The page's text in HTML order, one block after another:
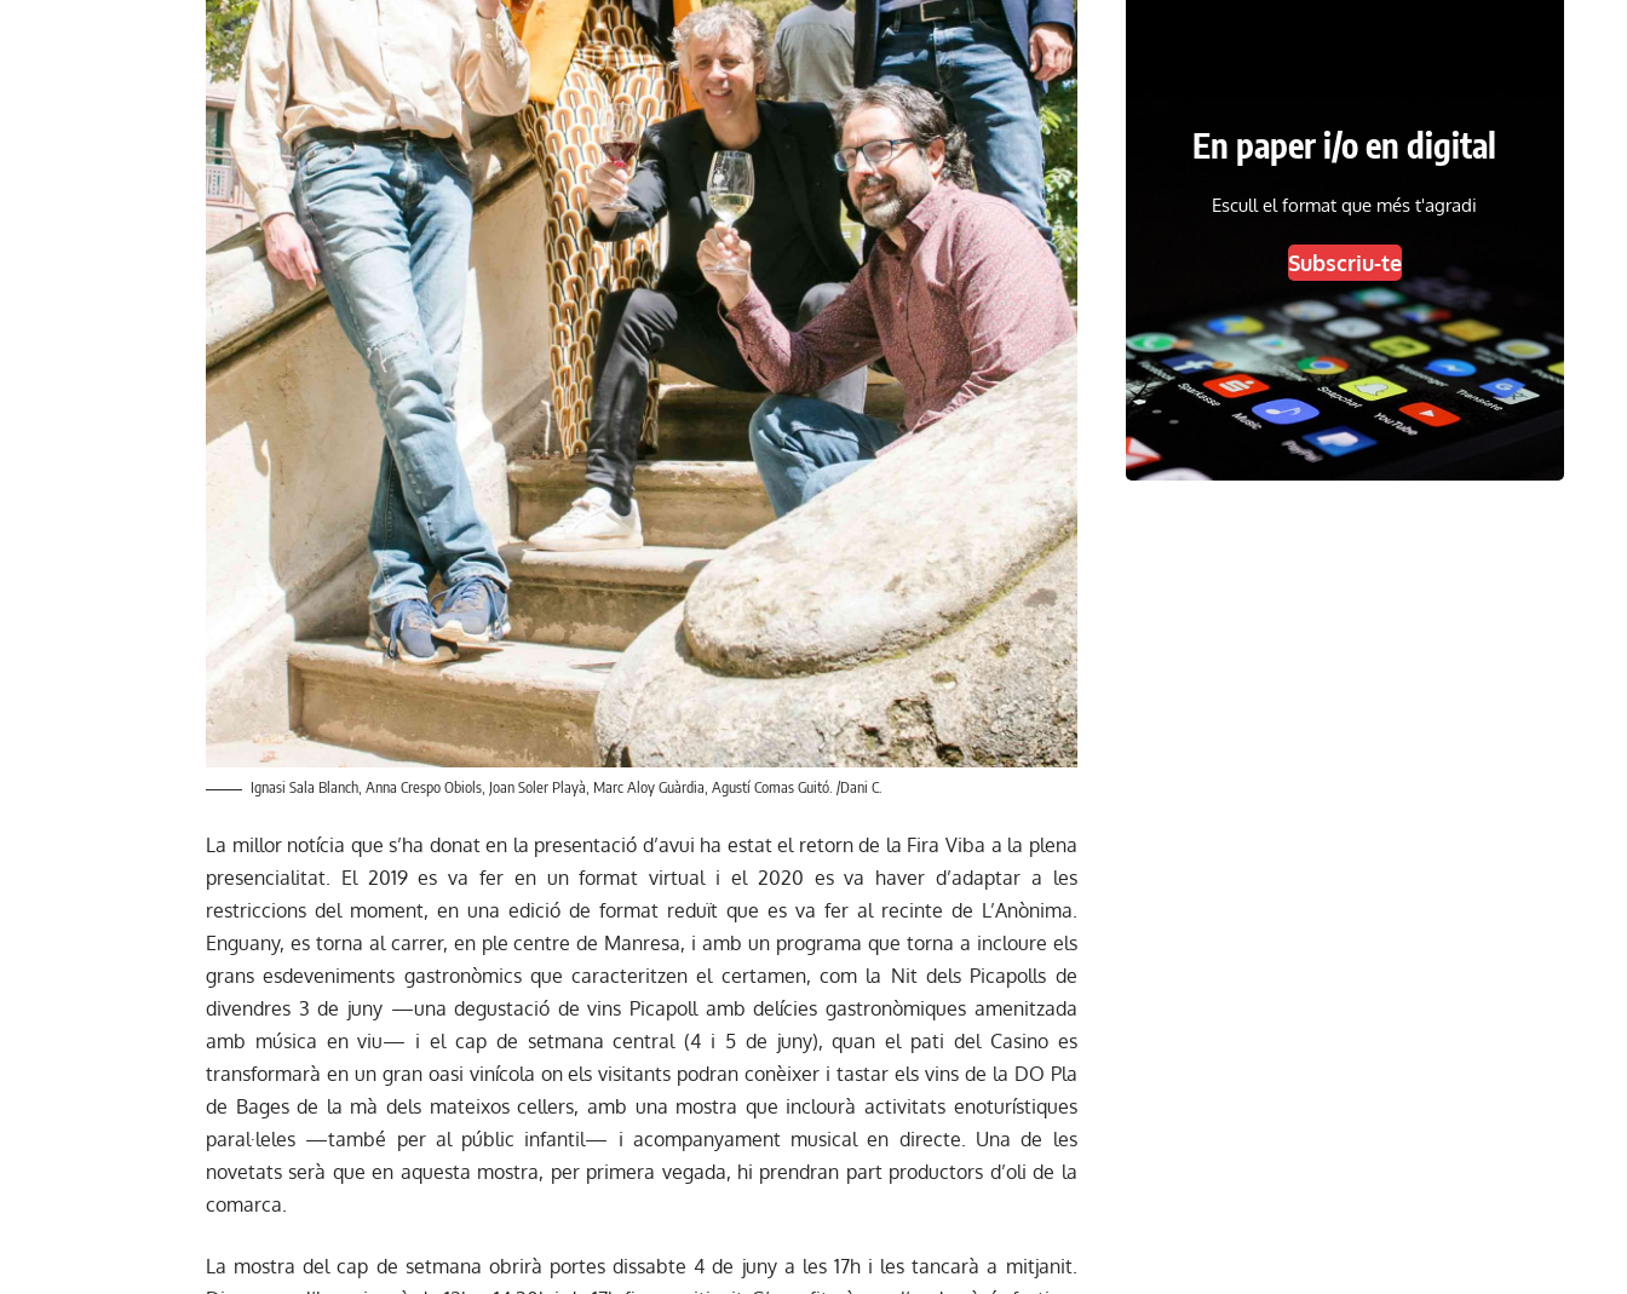
Ignasi Sala Blanch, Anna Crespo Obiols, Joan Soler Playà, Marc Aloy Guàrdia, Agustí Comas Guitó. /Dani C.
La millor notícia que s’ha donat en la presentació d’avui ha estat el retorn de la Fira Viba a la plena
presencialitat. El 2019 es va fer en un format virtual i el 2020 es va haver d’adaptar a les
restriccions del moment, en una edició de format reduït que es va fer al recinte de L’Anònima.
Enguany, es torna al carrer, en ple centre de Manresa, i amb un programa que torna a incloure els
grans esdeveniments gastronòmics que caracteritzen el certamen, com la Nit dels Picapolls de
divendres 3 de juny —una degustació de vins Picapoll amb delícies gastronòmiques amenitzada
amb música en viu— i el cap de setmana central (4 i 5 de juny), quan el pati del Casino es
transformarà en un gran oasi vinícola on els visitants podran conèixer i tastar els vins de la DO Pla
de Bages de la mà dels mateixos cellers, amb una mostra que inclourà activitats enoturístiques
paral·leles —també per al públic infantil— i acompanyament musical en directe. Una de les
novetats serà que en aquesta mostra, per primera vegada, hi prendran part productors d’oli de la
comarca.
La mostra del cap de setmana obrirà portes dissabte 4 de juny a les 17h i les tancarà a mitjanit.
En paper i/o en digital
Escull el format que més t'agradi
Subscriu-te